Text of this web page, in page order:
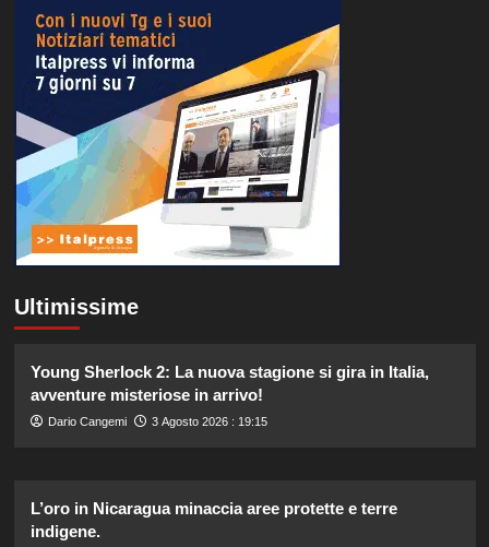
Ultimissime
Young Sherlock 2: La nuova stagione si gira in Italia,
avventure misteriose in arrivo!
Dario Cangemi 3 Agosto 2026 : 19:15
L’oro in Nicaragua minaccia aree protette e terre
indigene.